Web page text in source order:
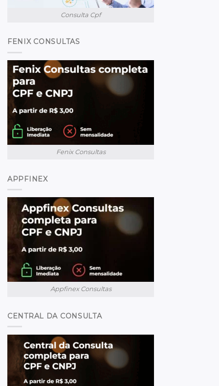
Consulta Cpf
FENIX CONSULTAS
Fenix Consultas
APPFINEX
Appfinex Consultas
CENTRAL DA CONSULTA